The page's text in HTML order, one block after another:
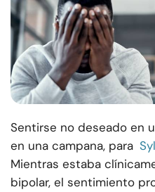
Sentirse no deseado en
en una campana, para
Mientras estaba
bipolar, el sentimiento